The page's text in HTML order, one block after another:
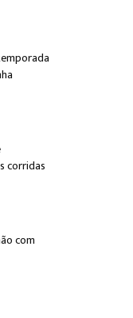
corridas
com